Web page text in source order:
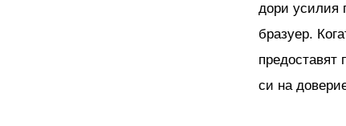
дори усилия
бразуер.
предоставят
си на